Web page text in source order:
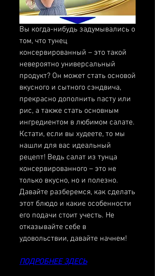
Вы когда-нибудь задумывались о
том, что тунец
консервированный – это такой
невероятно универсальный
продукт? Он может стать основой
вкусного и сытного сэндвича,
прекрасно дополнить пасту или
рис, а также стать основным
ингредиентом в любимом салате.
Кстати, если вы худеете, то мы
нашли для вас идеальный
рецепт! Ведь салат из тунца
консервированного – это не
только вкусно, но и полезно.
Давайте разберемся, как сделать
этот блюдо и какие особенности
его подачи стоит учесть. Не
отказывайте себе в
удовольствии, давайте начнем!
ПОДРОБНЕЕ ЗДЕСЬ